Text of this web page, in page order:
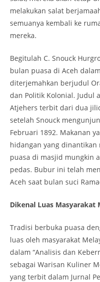
melakukan salat
semuanya kembali ke
mereka.
Begitulah C. Snouck
bulan puasa di Aceh
diterjemahkan berjudul
dan Politik Kolonial. Judul
Atjehers terbit dari dua
setelah Snouck
Februari 1892. Makanan
hidangan yang dinantikan
puasa di masjid mungkin
pedas. Bubur ini telah
Aceh saat bulan suci
Dikenal Luas Masyarakat
Tradisi berbuka puasa
luas oleh masyarakat
dalam “Analisis dan
sebagai Warisan Kuliner
yang terbit dalam Jurnal